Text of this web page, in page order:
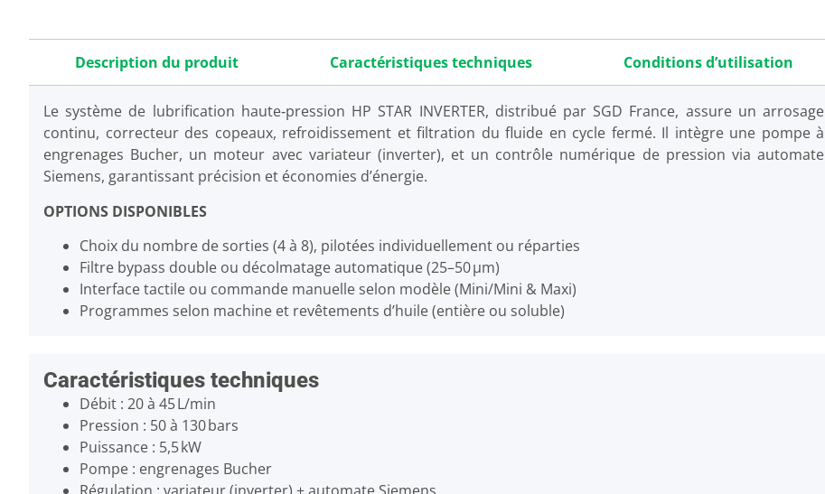
Description du produit Caractéristiques techniques Conditions d’utilisation
Le système de lubrification haute‑pression HP STAR INVERTER, distribué par SGD France, assure un arrosage
continu, correcteur des copeaux, refroidissement et filtration du fluide en cycle fermé. Il intègre une pompe à
engrenages Bucher, un moteur avec variateur (inverter), et un contrôle numérique de pression via automate
Siemens, garantissant précision et économies d’énergie.
OPTIONS DISPONIBLES
Choix du nombre de sorties (4 à 8), pilotées individuellement ou réparties
Filtre bypass double ou décolmatage automatique (25–50 µm)
Interface tactile ou commande manuelle selon modèle (Mini/Mini & Maxi)
Programmes selon machine et revêtements d’huile (entière ou soluble)
Caractéristiques techniques
Débit : 20 à 45 L/min
Pression : 50 à 130 bars
Puissance : 5,5 kW
Pompe : engrenages Bucher